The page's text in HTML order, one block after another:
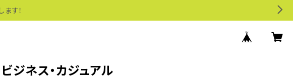
す！
ジネス・カジュアル